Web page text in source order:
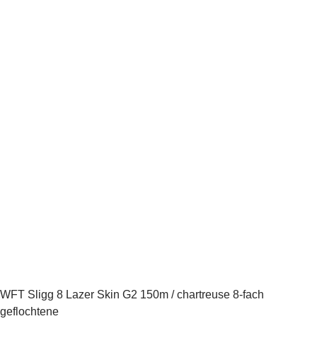
WFT Sligg 8 Lazer Skin G2 150m / chartreuse 8-fach
geflochtene